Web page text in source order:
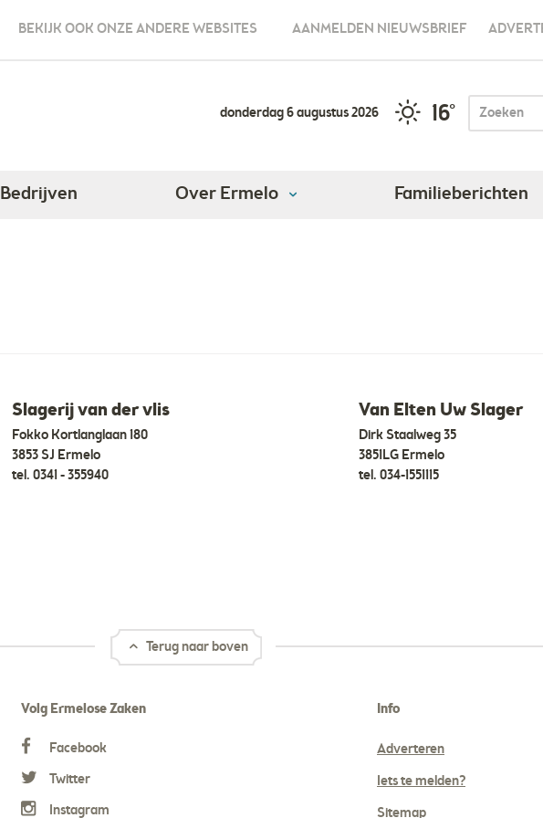
BEKIJK OOK ONZE ANDERE WEBSITES AANMELDEN NIEUWSBRIEF
donderdag 6 augustus 2026 16°
Bedrijven Over Ermelo Familieberichten
Slagerij van der vlis
Fokko Kortlanglaan 180
3853 SJ Ermelo
tel. 0341 - 355940
Van Elten Uw Slager
Dirk Staalweg 35
3851LG Ermelo
tel. 034-1551115
Terug naar boven
Volg Ermelose Zaken
Facebook
Twitter
Instagram
Info
Adverteren
Iets te melden?
Sitemap